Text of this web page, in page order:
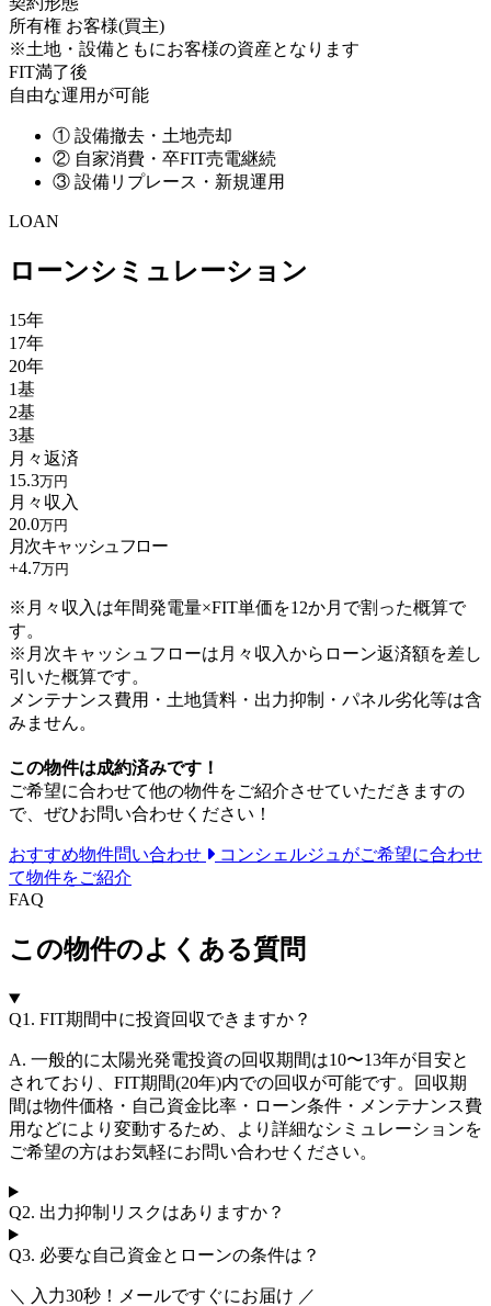
所有権 お客様(買主)
※土地・設備ともにお客様の資産となります
FIT満了後
自由な運用が可能
① 設備撤去・土地売却
② 自家消費・卒FIT売電継続
③ 設備リプレース・新規運用
LOAN
ローンシミュレーション
15年
17年
20年
1基
2基
3基
月々返済
15.3万円
月々収入
20.0万円
月次キャッシュフロー
+4.7万円
※月々収入は年間発電量×FIT単価を12か月で割った概算で
す。
※月次キャッシュフローは月々収入からローン返済額を差し
引いた概算です。
メンテナンス費用・土地賃料・出力抑制・パネル劣化等は含
みません。
この物件は成約済みです！
ご希望に合わせて他の物件をご紹介させていただきますの
で、ぜひお問い合わせください！
おすすめ物件問い合わせ
コンシェルジュがご希望に合わせ
て物件をご紹介
FAQ
この物件のよくある質問
Q1. FIT期間中に投資回収できますか？
A. 一般的に太陽光発電投資の回収期間は10〜13年が目安と
されており、FIT期間(20年)内での回収が可能です。回収期
間は物件価格・自己資金比率・ローン条件・メンテナンス費
用などにより変動するため、より詳細なシミュレーションを
ご希望の方はお気軽にお問い合わせください。
Q2. 出力抑制リスクはありますか？
Q3. 必要な自己資金とローンの条件は？
＼ 入力30秒！メールですぐにお届け ／